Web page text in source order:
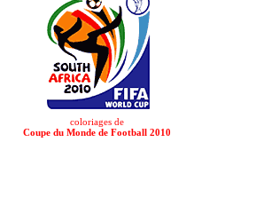
coloriages de
Coupe du Monde de Football 2010